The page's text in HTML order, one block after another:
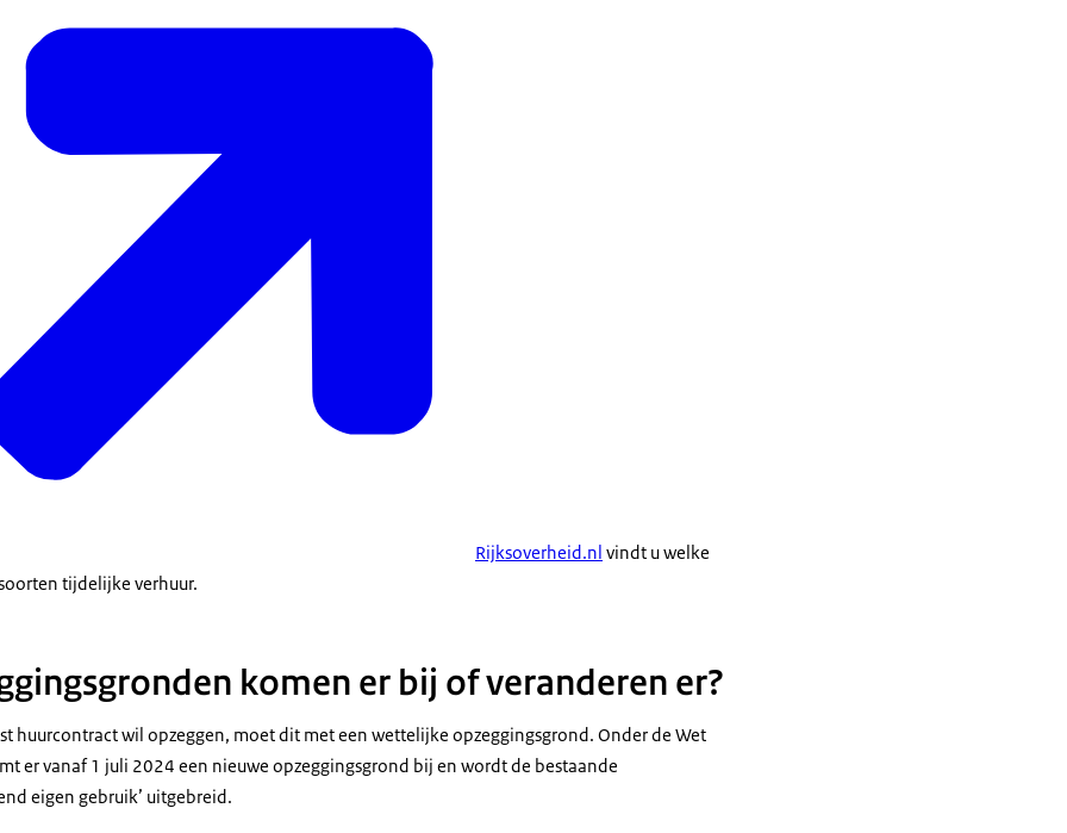
Rijksoverheid.nl vindt u welke
tijdelijke verhuur.
komen er bij of veranderen er?
huurcontract wil opzeggen, moet dit met een wettelijke opzeggingsgrond. Onder de Wet
er vanaf 1 juli 2024 een nieuwe opzeggingsgrond bij en wordt de bestaande
eigen gebruik’ uitgebreid.